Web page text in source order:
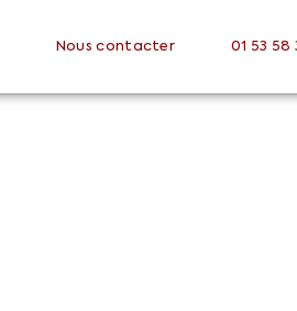
Nous contacter 01 53 58